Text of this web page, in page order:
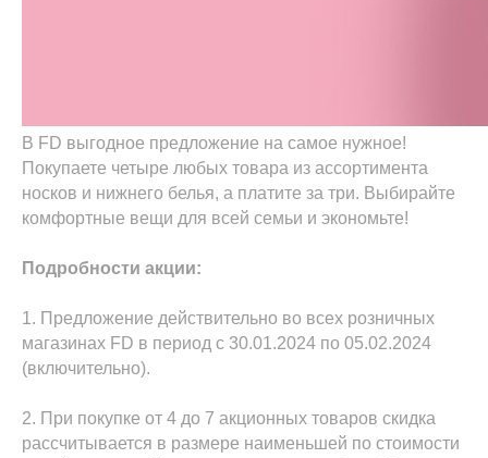
В FD выгодное предложение на самое нужное!
Покупаете четыре любых товара из ассортимента
носков и нижнего белья, а платите за три. Выбирайте
комфортные вещи для всей семьи и экономьте!
Подробности акции:
1. Предложение действительно во всех розничных
магазинах FD в период с 30.01.2024 по 05.02.2024
(включительно).
2. При покупке от 4 до 7 акционных товаров скидка
рассчитывается в размере наименьшей по стоимости